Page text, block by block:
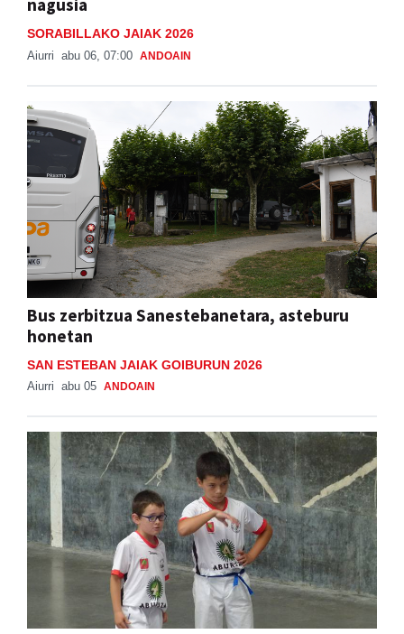
SORABILLAKO JAIAK 2026
Aiurri abu 06, 07:00 ANDOAIN
Bus zerbitzua Sanestebanetara, asteburu
honetan
SAN ESTEBAN JAIAK GOIBURUN 2026
Aiurri abu 05 ANDOAIN